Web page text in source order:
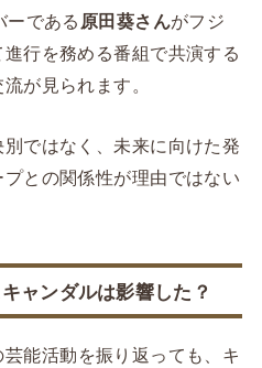
である原田葵さんがフジ
行を務める番組で共演する
が見られます。
ではなく、未来に向けた発
との関係性が理由ではない
ャンダルは影響した？
能活動を振り返っても、キ